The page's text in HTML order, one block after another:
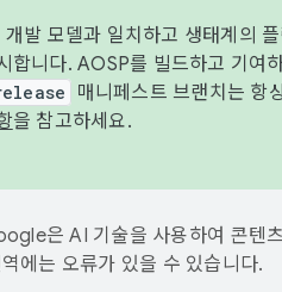
발 모델과 일치하고 생태계의
합니다. AOSP를 빌드하고 기여
매니페스트 브랜치는 항
을 참고하세요.
은 AI 기술을 사용하여 콘텐
에는 오류가 있을 수 있습니다.